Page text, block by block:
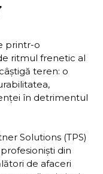
printr-o
ritmul frenetic al
câștigă teren: o
în detrimentul
Solutions (TPS)
din
de afaceri